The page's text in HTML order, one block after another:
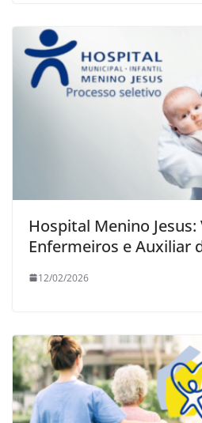
Hospital Menino Jesus:
Enfermeiros e Auxiliar
12/02/2026